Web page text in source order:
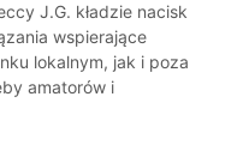
J.G. kładzie nacisk
wspierające
lokalnym, jak i poza
amatorów i